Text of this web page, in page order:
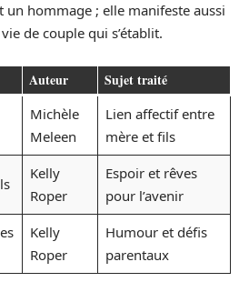
un hommage ; elle manifeste aussi
de couple qui s’établit.
Auteur Sujet traité
Michèle
Meleen
Lien affectif entre
mère et fils
Kelly
Roper
Espoir et rêves
pour l’avenir
Kelly
Roper
Humour et défis
parentaux